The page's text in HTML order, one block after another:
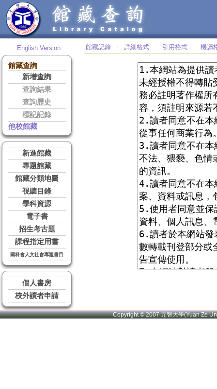
English Version
館藏查詢
新增查詢
查詢結果
查詢歷史
標記記錄
他校館藏
新進館藏
專題館藏
館藏分類地圖
視聽目錄
學科資源
電子書
招生考古題
課程指定用書
國科會人文社會專題書目
個人書房
校外讀者申請
館藏記錄 ‧ 詳細格式 ‧ 引用格式 ‧ 機讀
Copyright © 2007 元智大學(Yuan Ze